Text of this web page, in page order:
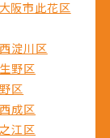
大阪市此花区
淀川区
野区
区
成区
江区